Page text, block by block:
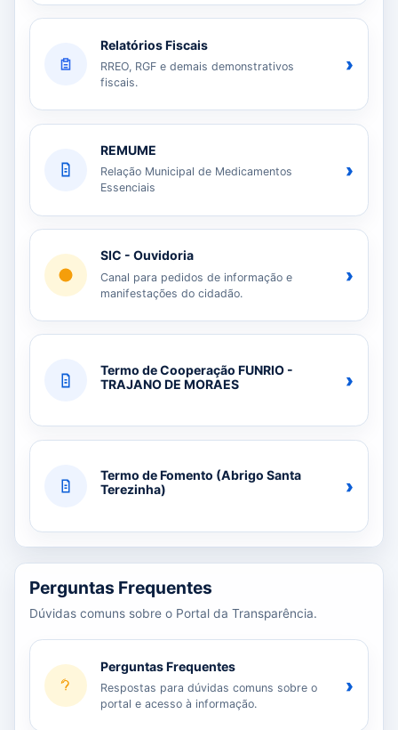
Relatórios Fiscais
RREO, RGF e demais demonstrativos
fiscais.
›
REMUME
Relação Municipal de Medicamentos
Essenciais
›
SIC - Ouvidoria
Canal para pedidos de informação e
manifestações do cidadão.
›
Termo de Cooperação FUNRIO -
TRAJANO DE MORAES
›
Termo de Fomento (Abrigo Santa
Terezinha)
›
Perguntas Frequentes
Dúvidas comuns sobre o Portal da Transparência.
Perguntas Frequentes
Respostas para dúvidas comuns sobre o
portal e acesso à informação.
›